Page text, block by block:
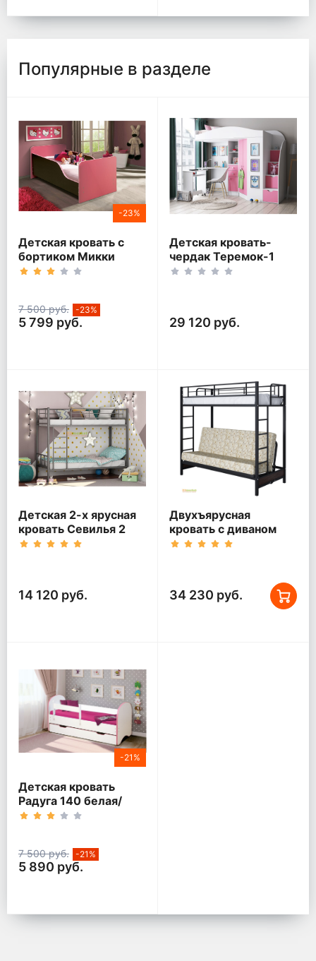
Популярные в разделе
-23%
Детская кровать с
бортиком Микки
7 500 руб. -23%
5 799 руб.
Детская кровать-
чердак Теремок-1
Гранд Белый корпус
29 120 руб.
Детская 2-х ярусная
кровать Севилья 2
14 120 руб.
Двухъярусная
кровать с диваном
Мадлен Черная
34 230 руб.
-21%
Детская кровать
Радуга 140 белая/
кант розовый
7 500 руб. -21%
5 890 руб.